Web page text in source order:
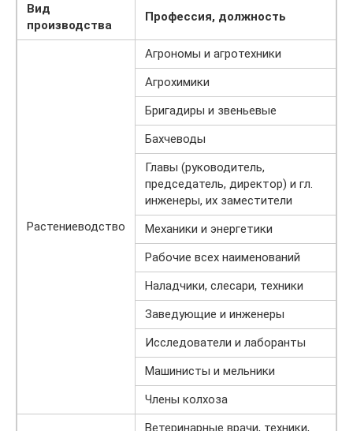
Вид
производства
Профессия, должность
Растениеводство
Агрономы и агротехники
Агрохимики
Бригадиры и звеньевые
Бахчеводы
Главы (руководитель,
председатель, директор) и гл.
инженеры, их заместители
Механики и энергетики
Рабочие всех наименований
Наладчики, слесари, техники
Заведующие и инженеры
Исследователи и лаборанты
Машинисты и мельники
Члены колхоза
Ветеринарные врачи, техники,